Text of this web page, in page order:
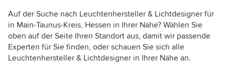
Auf der Suche nach Leuchtenhersteller & Lichtdesigner für
in Main-Taunus-Kreis, Hessen in Ihrer Nähe? Wählen Sie
oben auf der Seite Ihren Standort aus, damit wir passende
Experten für Sie finden, oder schauen Sie sich alle
Leuchtenhersteller & Lichtdesigner in Ihrer Nähe an.